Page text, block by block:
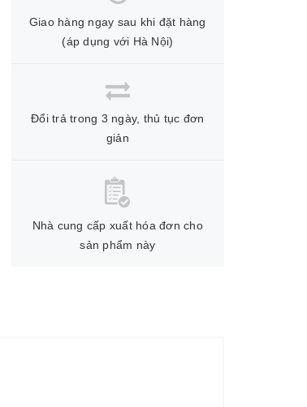
Giao hàng ngay sau khi đặt hàng
(áp dụng với Hà Nội)
Đổi trả trong 3 ngày, thủ tục đơn
giản
Nhà cung cấp xuất hóa đơn cho
sản phẩm này